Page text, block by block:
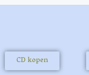
CD kopen